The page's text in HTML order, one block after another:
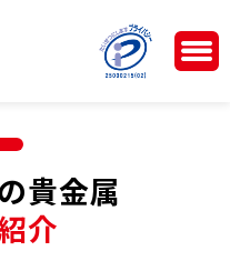
貴金属
介